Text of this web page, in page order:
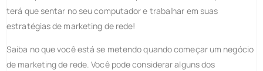
terá que sentar no seu computador e trabalhar em suas
estratégias de marketing de rede!
Saiba no que você está se metendo quando começar um negócio
de marketing de rede. Você pode considerar alguns dos